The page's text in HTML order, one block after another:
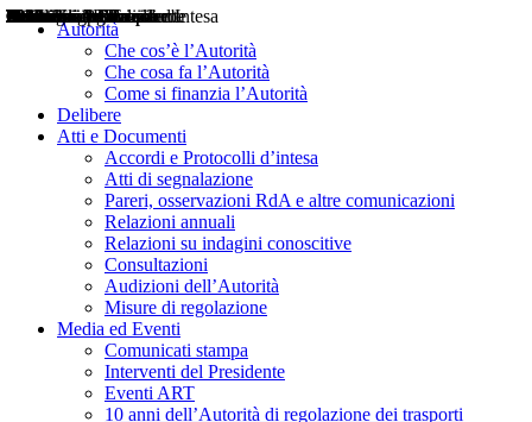
Autorità
Che cos’è l’Autorità
Che cosa fa l’Autorità
Come si finanzia l’Autorità
Delibere
Atti e Documenti
Accordi e Protocolli d’intesa
Atti di segnalazione
Pareri, osservazioni RdA e altre comunicazioni
Relazioni annuali
Relazioni su indagini conoscitive
Consultazioni
Audizioni dell’Autorità
Misure di regolazione
Media ed Eventi
Comunicati stampa
Interventi del Presidente
Eventi ART
10 anni dell’Autorità di regolazione dei trasporti
Delibere
Pareri
Consultazioni
Audizioni
Atti di Segnalazione
Accordi e Protocolli d'Intesa
Relazioni annuali
Misure di regolazione
Notizie
Comunicati Stampa
Bollettini ART
Convegni ART
Interviste del Presidente
Articoli in primo piano
Interventi del Presidente
2004
2005
2010
2013
2014
2015
2016
2017
2018
2019
202
2020
2021
2022
2023
2024
2025
2026
Aereo
Marittimo
Terrestre